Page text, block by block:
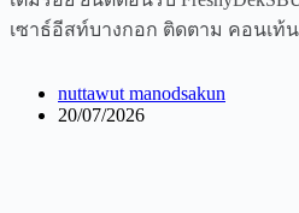
เซาธ์อีสท์บางกอก ติดตาม คอนเท้
nuttawut manodsakun
20/07/2026